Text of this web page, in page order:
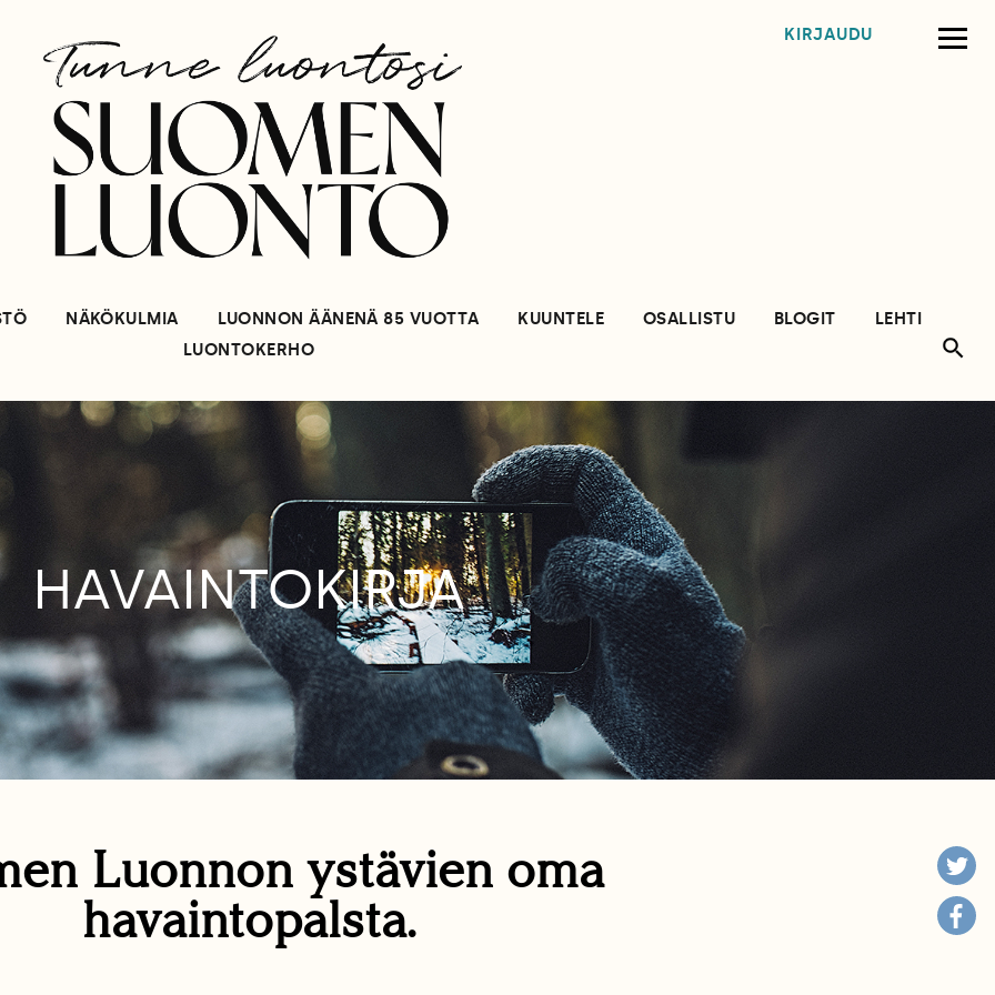
KIRJAUDU
NÄKÖKULMIA LUONNON ÄÄNENÄ 85 VUOTTA KUUNTELE OSALLISTU BLOGIT
LEHTI
LUONTOKERHO
HAVAINTOKIRJA
Luonnon ystävien oma
havaintopalsta.